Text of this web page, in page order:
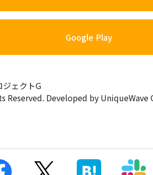
Google Play
ェクトG
Reserved. Developed by UniqueWave